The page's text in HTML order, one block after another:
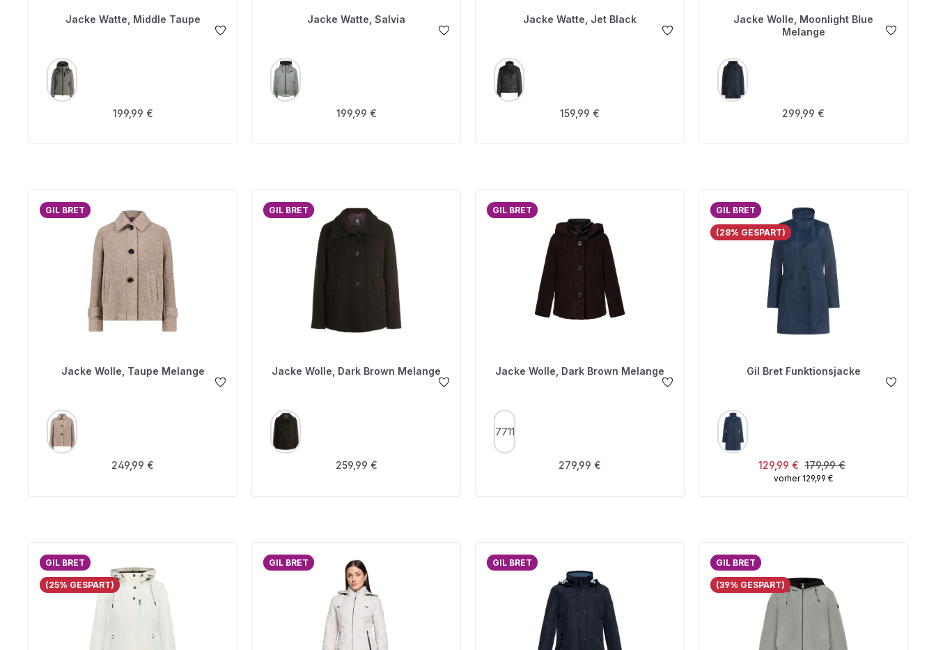
Jacke Watte, Middle Taupe
FARBE
Regulärer Preis:
199,99 €
Jacke Watte, Salvia
FARBE
Regulärer Preis:
199,99 €
Jacke Watte, Jet Black
FARBE
Regulärer Preis:
159,99 €
Jacke Wolle, Moonlight Blue
Melange
FARBE
Regulärer Preis:
299,99 €
GIL BRET
Jacke Wolle, Taupe Melange
FARBE
Regulärer Preis:
249,99 €
GIL BRET
Jacke Wolle, Dark Brown Melange
FARBE
Regulärer Preis:
259,99 €
GIL BRET
Jacke Wolle, Dark Brown Melange
FARBE
7711
Regulärer Preis:
279,99 €
GIL BRET
(28% GESPART)
Gil Bret Funktionsjacke
FARBE
Verkaufspreis:
129,99 € Regulärer Preis:
179,99 €
vorher 129,99 €
GIL BRET
(25% GESPART)
GIL BRET GIL BRET GIL BRET
(39% GESPART)